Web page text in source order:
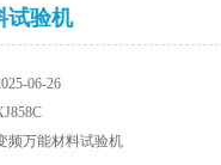
试验机
06-26
变频万能材料试验机